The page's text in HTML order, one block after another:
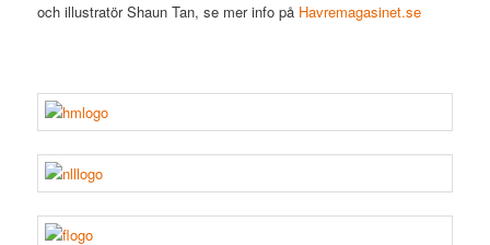
och illustratör Shaun Tan, se mer info på Havremagasinet.se